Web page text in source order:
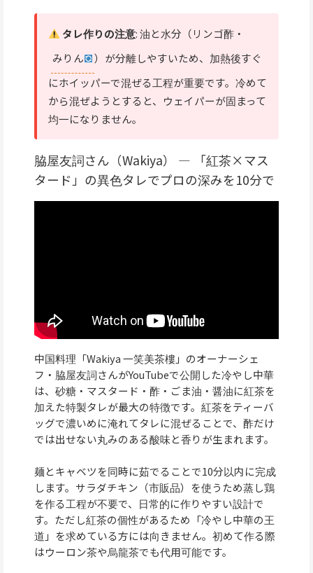
タレ作りの注意: 油と水分（リンゴ酢・
みりん
）が分離しやすいため、加熱後すぐ
にホイッパーで混ぜる工程が重要です。冷めて
から混ぜようとすると、ウェイパーが固まって
均一になりません。
脇屋友詞さん（Wakiya） — 「紅茶×マス
タード」の異色タレでプロの深みを10分で
中国料理「Wakiya 一笑美茶樓」のオーナーシェ
フ・脇屋友詞さんがYouTubeで公開した冷やし中華
は、砂糖・マスタード・酢・ごま油・醤油に紅茶を
加えた特製タレが最大の特徴です。紅茶をティーバ
ッグで濃いめに淹れてタレに混ぜることで、酢だけ
では出せない丸みのある酸味と香りが生まれます。
麺とキャベツを同時に茹でることで10分以内に完成
します。サラダチキン（市販品）を使うため蒸し鶏
を作る工程が不要で、日常的に作りやすい設計で
す。ただし紅茶の個性があるため「冷やし中華の王
道」を求めている方には向きません。初めて作る際
はウーロン茶や烏龍茶でも代用可能です。